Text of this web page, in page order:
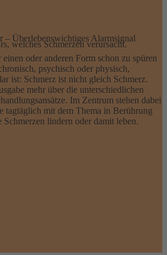
– Überlebenswichtiges Alarmsignal
oder anderen Form schon zu spüren
psychisch oder physisch,
ist: Schmerz ist nicht gleich Schmerz.
mehr über die unterschiedlichen
Im Zentrum stehen dabei
tagtäglich mit dem Thema in Berührung
Schmerzen lindern oder damit leben.